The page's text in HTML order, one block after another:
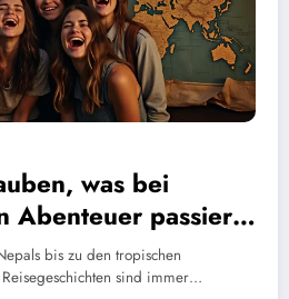
was bei
Abenteuer passiert
bis zu den tropischen
sind immer…